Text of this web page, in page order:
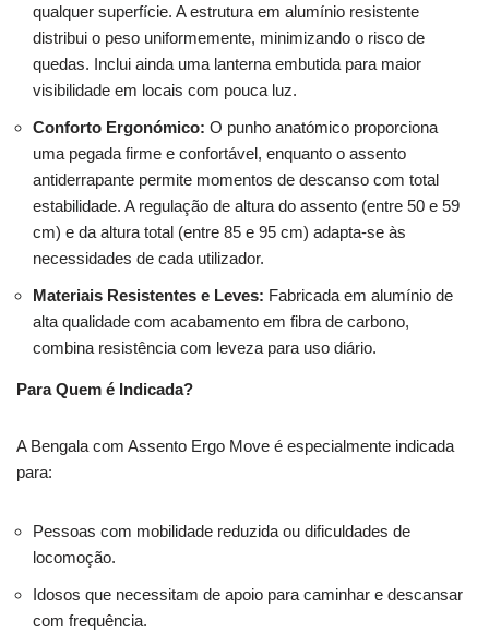
qualquer superfície. A estrutura em alumínio resistente
distribui o peso uniformemente, minimizando o risco de
quedas. Inclui ainda uma lanterna embutida para maior
visibilidade em locais com pouca luz.
Conforto Ergonómico: O punho anatómico proporciona
uma pegada firme e confortável, enquanto o assento
antiderrapante permite momentos de descanso com total
estabilidade. A regulação de altura do assento (entre 50 e 59
cm) e da altura total (entre 85 e 95 cm) adapta-se às
necessidades de cada utilizador.
Materiais Resistentes e Leves: Fabricada em alumínio de
alta qualidade com acabamento em fibra de carbono,
combina resistência com leveza para uso diário.
Para Quem é Indicada?
A Bengala com Assento Ergo Move é especialmente indicada
para:
Pessoas com mobilidade reduzida ou dificuldades de
locomoção.
Idosos que necessitam de apoio para caminhar e descansar
com frequência.